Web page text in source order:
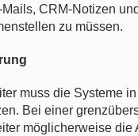
CRM-Notizen
zu müssen.
muss die Systeme
Bei einer
möglicherweise die